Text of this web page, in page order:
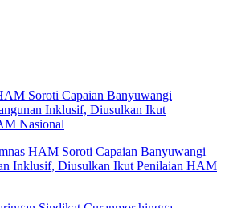
HAM Soroti Capaian Banyuwangi
Inklusif, Diusulkan Ikut Penilaian HAM